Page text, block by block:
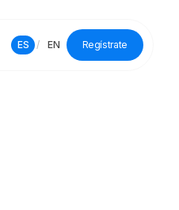
ES / EN Regístrate